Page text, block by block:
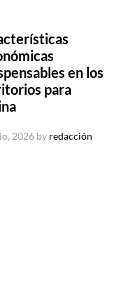
en los
para
2026 by redacción